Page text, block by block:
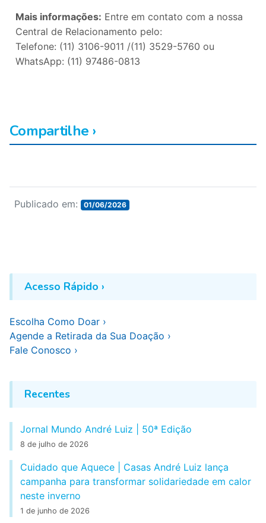
Mais informações: Entre em contato com a nossa
Central de Relacionamento pelo:
Telefone: (11) 3106-9011 /(11) 3529-5760 ou
WhatsApp: (11) 97486-0813
Compartilhe ›
c
e
i
t
n
k
n
t
p
y
a
t
Publicado em: 01/06/2026
Acesso Rápido ›
Escolha Como Doar ›
Agende a Retirada da Sua Doação ›
Fale Conosco ›
Recentes
Jornal Mundo André Luiz | 50ª Edição
8 de julho de 2026
Cuidado que Aquece | Casas André Luiz lança
campanha para transformar solidariedade em calor
neste inverno
1 de junho de 2026